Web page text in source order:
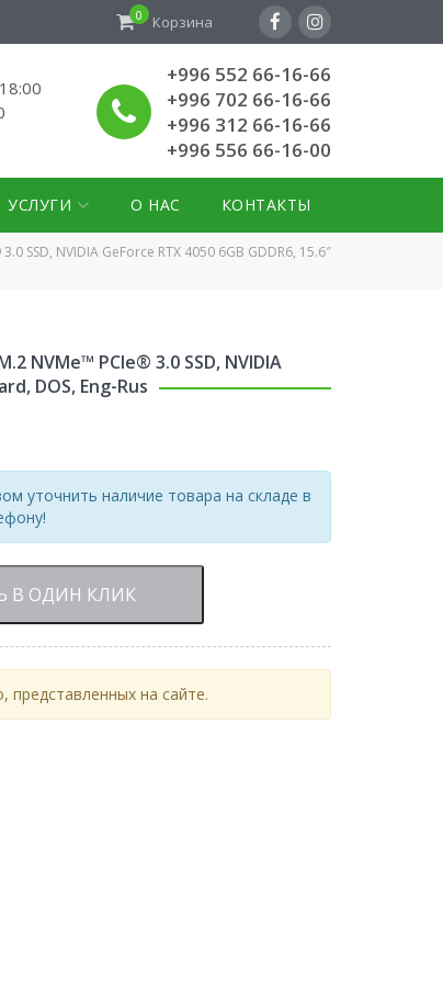
0 Корзина
+996 552 66-16-66
+996 702 66-16-66
+996 312 66-16-66
+996 556 66-16-00
УСЛУГИ О НАС КОНТАКТЫ
SSD, NVIDIA GeForce RTX 4050 6GB GDDR6, 15.6″
NVMe™ PCIe® 3.0 SSD, NVIDIA
DOS, Eng-Rus
уточнить наличие товара на складе в
В ОДИН КЛИК
на сайте.